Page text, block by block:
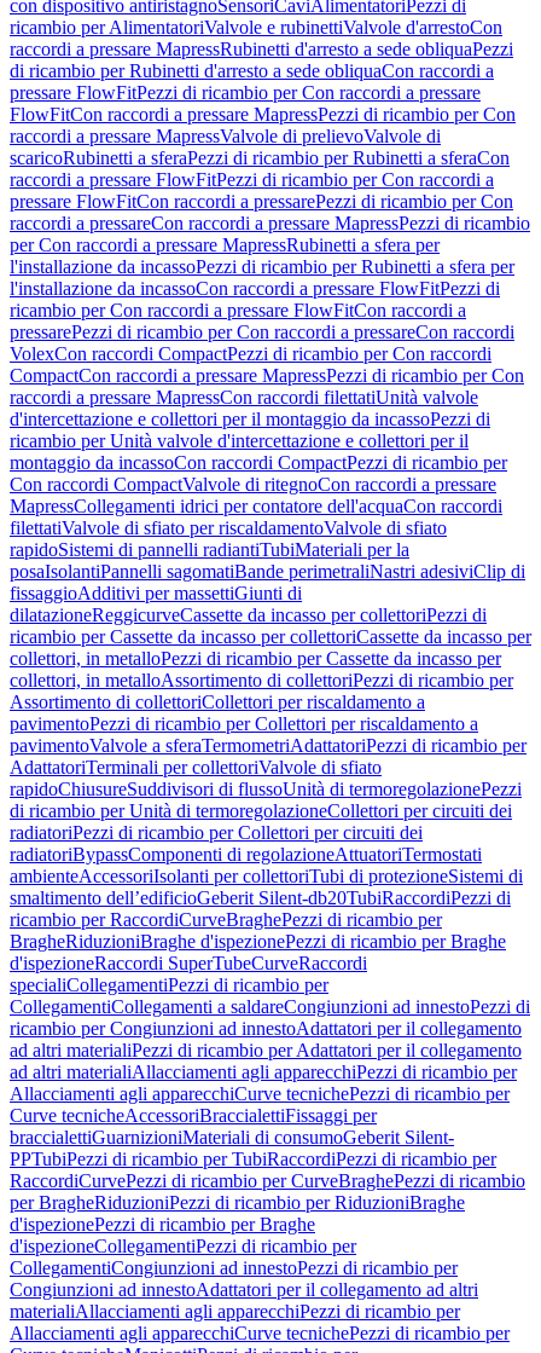
con dispositivo antiristagnoSensoriCaviAlimentatori Pezzi di
ricambio per AlimentatoriValvole e rubinettiValvole d'arrestoCon
raccordi a pressare MapressRubinetti d'arresto a sede obliquaPezzi
di ricambio per Rubinetti d'arresto a sede obliquaCon raccordi a
pressare FlowFitPezzi di ricambio per Con raccordi a pressare
FlowFitCon raccordi a pressare MapressPezzi di ricambio per Con
raccordi a pressare MapressValvole di prelievoValvole di
scaricoRubinetti a sferaPezzi di ricambio per Rubinetti a sferaCon
raccordi a pressare FlowFitPezzi di ricambio per Con raccordi a
pressare FlowFitCon raccordi a pressarePezzi di ricambio per Con
raccordi a pressareCon raccordi a pressare MapressPezzi di ricambio
per Con raccordi a pressare MapressRubinetti a sfera per
l'installazione da incassoPezzi di ricambio per Rubinetti a sfera per
l'installazione da incassoCon raccordi a pressare FlowFitPezzi di
ricambio per Con raccordi a pressare FlowFitCon raccordi a
pressarePezzi di ricambio per Con raccordi a pressareCon raccordi
VolexCon raccordi CompactPezzi di ricambio per Con raccordi
CompactCon raccordi a pressare MapressPezzi di ricambio per Con
raccordi a pressare MapressCon raccordi filettatiUnità valvole
d'intercettazione e collettori per il montaggio da incassoPezzi di
ricambio per Unità valvole d'intercettazione e collettori per il
montaggio da incassoCon raccordi CompactPezzi di ricambio per
Con raccordi CompactValvole di ritegnoCon raccordi a pressare
MapressCollegamenti idrici per contatore dell'acquaCon raccordi
filettatiValvole di sfiato per riscaldamentoValvole di sfiato
rapidoSistemi di pannelli radiantiTubiMateriali per la
posaIsolantiPannelli sagomatiBande perimetraliNastri adesiviClip di
fissaggioAdditivi per massettiGiunti di
dilatazioneReggicurveCassette da incasso per collettoriPezzi di
ricambio per Cassette da incasso per collettoriCassette da incasso per
collettori, in metalloPezzi di ricambio per Cassette da incasso per
collettori, in metalloAssortimento di collettoriPezzi di ricambio per
Assortimento di collettoriCollettori per riscaldamento a
pavimentoPezzi di ricambio per Collettori per riscaldamento a
pavimentoValvole a sferaTermometriAdattatoriPezzi di ricambio per
AdattatoriTerminali per collettoriValvole di sfiato
rapidoChiusureSuddivisori di flussoUnità di termoregolazionePezzi
di ricambio per Unità di termoregolazioneCollettori per circuiti dei
radiatoriPezzi di ricambio per Collettori per circuiti dei
radiatoriBypassComponenti di regolazioneAttuatoriTermostati
ambienteAccessoriIsolanti per collettoriTubi di protezioneSistemi di
smaltimento dell’edificioGeberit Silent-db20TubiRaccordiPezzi di
ricambio per RaccordiCurveBraghePezzi di ricambio per
BragheRiduzioniBraghe d'ispezionePezzi di ricambio per Braghe
d'ispezioneRaccordi SuperTubeCurveRaccordi
specialiCollegamentiPezzi di ricambio per
CollegamentiCollegamenti a saldareCongiunzioni ad innestoPezzi di
ricambio per Congiunzioni ad innestoAdattatori per il collegamento
ad altri materialiPezzi di ricambio per Adattatori per il collegamento
ad altri materialiAllacciamenti agli apparecchiPezzi di ricambio per
Allacciamenti agli apparecchiCurve tecnichePezzi di ricambio per
Curve tecnicheAccessoriBraccialettiFissaggi per
braccialettiGuarnizioniMateriali di consumoGeberit Silent-
PPTubiPezzi di ricambio per TubiRaccordiPezzi di ricambio per
RaccordiCurvePezzi di ricambio per CurveBraghePezzi di ricambio
per BragheRiduzioniPezzi di ricambio per RiduzioniBraghe
d'ispezionePezzi di ricambio per Braghe
d'ispezioneCollegamentiPezzi di ricambio per
CollegamentiCongiunzioni ad innestoPezzi di ricambio per
Congiunzioni ad innestoAdattatori per il collegamento ad altri
materialiAllacciamenti agli apparecchiPezzi di ricambio per
Allacciamenti agli apparecchiCurve tecnichePezzi di ricambio per